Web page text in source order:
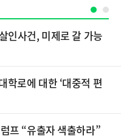
인사건, 미제로 갈 가능
학로에 대한 ‘대중적 편
프 “유출자 색출하라”